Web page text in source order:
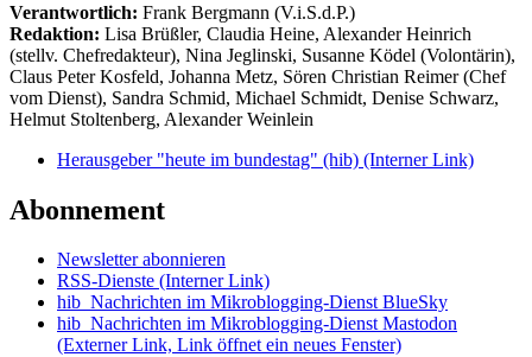
Verantwortlich: Frank Bergmann (V.i.S.d.P.)
Redaktion: Lisa Brüßler, Claudia Heine, Alexander Heinrich
(stellv. Chefredakteur), Nina Jeglinski, Susanne Ködel (Volontärin),
Claus Peter Kosfeld, Johanna Metz, Sören Christian Reimer (Chef
vom Dienst), Sandra Schmid, Michael Schmidt, Denise Schwarz,
Helmut Stoltenberg, Alexander Weinlein
Herausgeber "heute im bundestag" (hib) (Interner Link)
Abonnement
Newsletter abonnieren
RSS-Dienste (Interner Link)
hib_Nachrichten im Mikroblogging-Dienst BlueSky
hib_Nachrichten im Mikroblogging-Dienst Mastodon
(Externer Link, Link öffnet ein neues Fenster)